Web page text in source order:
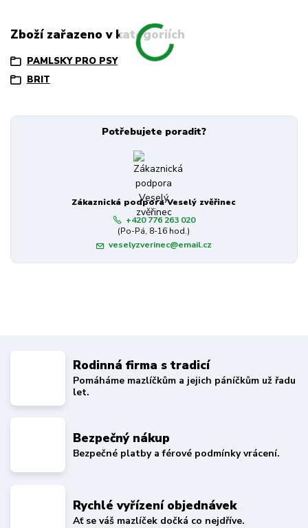
Zboží zařazeno v kategoriích
PAMLSKY PRO PSY
BRIT
Potřebujete poradit?
Zákaznická podpora Veselý zvěřinec
+420 776 263 020
(Po-Pá, 8-16 hod.)
veselyzverinec@email.cz
Rodinná firma s tradicí
Pomáháme mazlíčkům a jejich páníčkům už řadu
let.
Bezpečný nákup
Bezpečné platby a férové podmínky vrácení.
Rychlé vyřízení objednávek
Ať se váš mazlíček dočká co nejdříve.